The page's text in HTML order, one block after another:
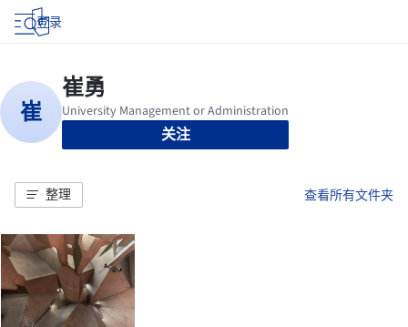
登录
关注
整理 查看所有文件夹